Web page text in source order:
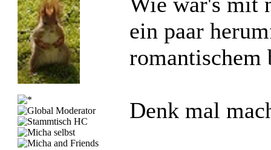
ein paar
Denk mal